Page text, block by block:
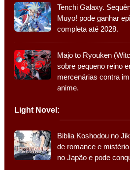
Tenchi Galaxy.
Muyo! pode ganhar
completa até 2028.
Majo to Ryouken
sobre pequeno reino
mercenárias contra
anime.
Light Novel:
Biblia Koshodou no
de romance e
no Japão e pode